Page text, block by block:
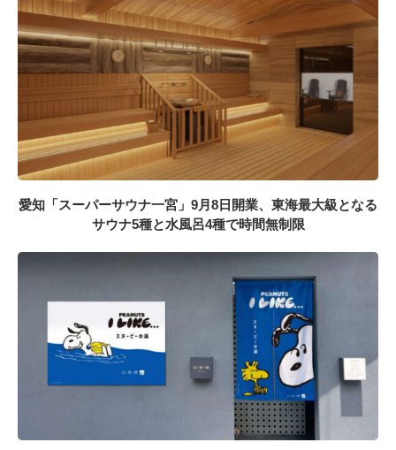
愛知「スーパーサウナ一宮」9月8日開業、東海最大級となる
サウナ5種と水風呂4種で時間無制限